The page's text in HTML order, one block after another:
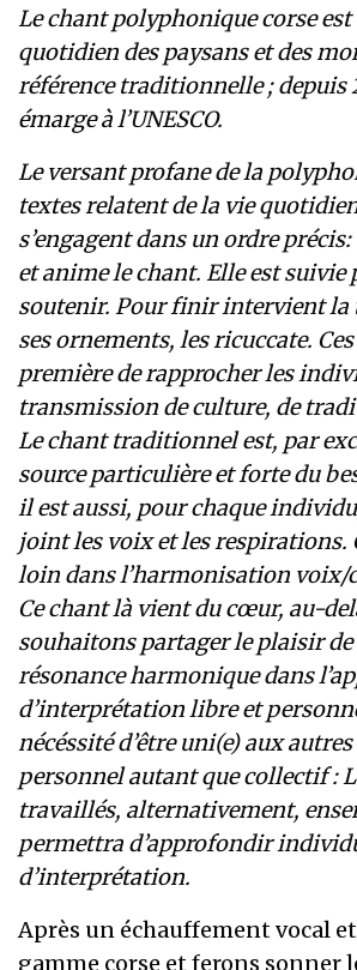
Le chant polyphonique corse
quotidien des paysans et des
référence traditionnelle ; depuis
émarge à l’UNESCO.
Le versant profane de la
textes relatent de la vie
s’engagent dans un ordre
et anime le chant. Elle est suivie
soutenir. Pour finir intervient la
ses ornements, les ricuccate.
première de rapprocher les
transmission de culture, de
Le chant traditionnel est, par
source particulière et forte du
il est aussi, pour chaque
joint les voix et les respirations.
loin dans l’harmonisation voix/
Ce chant là vient du cœur, au-
souhaitons partager le plaisir
résonance harmonique dans
d’interprétation libre et
nécéssité d’être uni(e) aux
personnel autant que collectif :
travaillés, alternativement,
permettra d’approfondir
d’interprétation.
Après un échauffement vocal
gamme corse et ferons sonner